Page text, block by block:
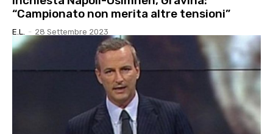
“Campionato non merita altre tensioni”
E.l. - 28 Settembre 2023